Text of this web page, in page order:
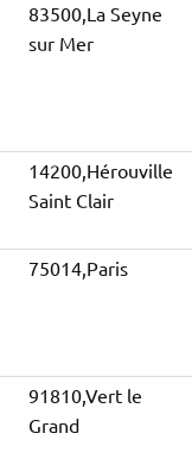
83500,La Seyne
sur Mer
14200,Hérouville
Saint Clair
75014,Paris
91810,Vert le
Grand